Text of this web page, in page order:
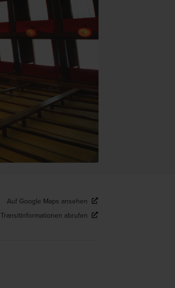
Auf Google Maps ansehen
Transitinformationen abrufen